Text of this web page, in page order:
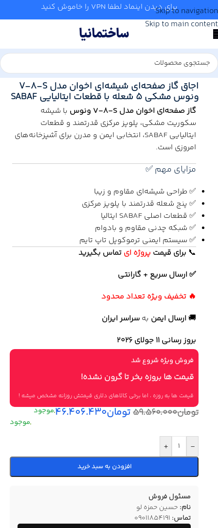
Skip to navigation
Skip to main content
برای دیدن اینماد لطفا VPN را خاموش کنید
آشپزخانه/
اجاق گاز صفحه‌ای شیشه‌ای اخوان مدل V-8-S
ونوس مشکی ۵ شعله با قطعات ایتالیایی SABAF
گاز صفحه‌ای اخوان مدل V-8-S ونوس
با شیشه
سکوریت مشکی، پلوپز مرکزی قدرتمند و قطعات
ایتالیایی SABAF، انتخابی ایمن و مدرن برای آشپزخانه‌های
امروزی است.
مزایای مهم ✅
✅ طراحی شیشه‌ای مقاوم و زیبا
✅ پنج شعله قدرتمند با پلوپز مرکزی
✅ قطعات اصلی SABAF ایتالیا
✅ شبکه چدنی مقاوم و بادوام
✅ سیستم ایمنی ترموکوپل تاپ تایم
📞 برای قیمت پروژه ای تماس بگیرید
✅ ارسال سریع + گارانتی
🔥 تخفیف ویژه تعداد محدود
🚚 ارسال ایمن به سراسر ایران
بروز رسانی 11 جولای ۲۰۲۶
فروش ویژه شروع شد
قیمت ها بروزه بخر تا گرون نشده!
قیمت ها به روزه ، اما برخی کالاهای دلاری قیمتش روزانه مشخص میشه !
تومان۵۹.۵۶۰.۰۰۰تومان۴۶.۴۰۶.۴۳۰
-
+
افزودن به سبد خرید
مسئول فروش
نام: حسین حمزه لو
تماس: 09011854191